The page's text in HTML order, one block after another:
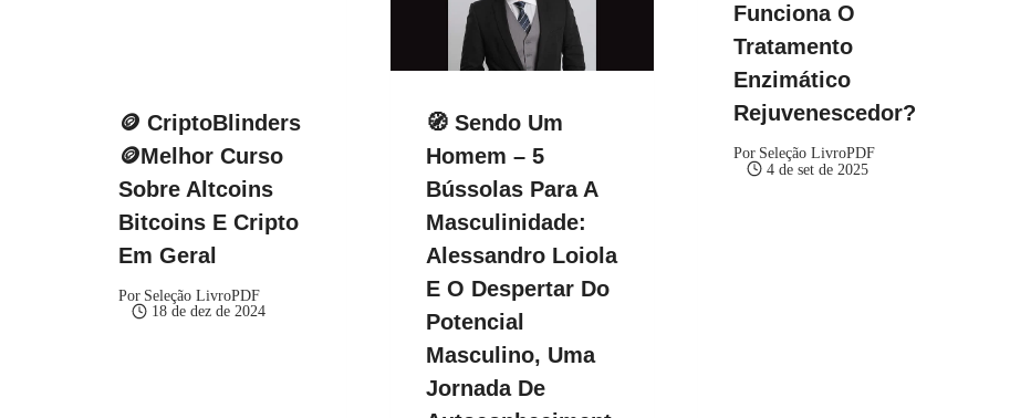
🪙 CriptoBlinders
🪙Melhor Curso
Sobre Altcoins
Bitcoins E Cripto
Em Geral
Por Seleção LivroPDF
18 de dez de 2024
🧭 Sendo Um
Homem – 5
Bússolas Para A
Masculinidade:
Alessandro Loiola
E O Despertar Do
Potencial
Masculino, Uma
Jornada De
Funciona O
Tratamento
Enzimático
Rejuvenescedor?
Por Seleção LivroPDF
4 de set de 2025